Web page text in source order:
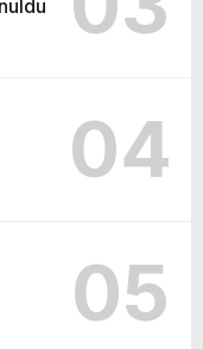
04
05